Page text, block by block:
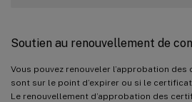
Soutien au renouvellement de
Vous pouvez renouveler l’approbation
sont sur le point d’expirer ou si le
Le renouvellement d’approbation des